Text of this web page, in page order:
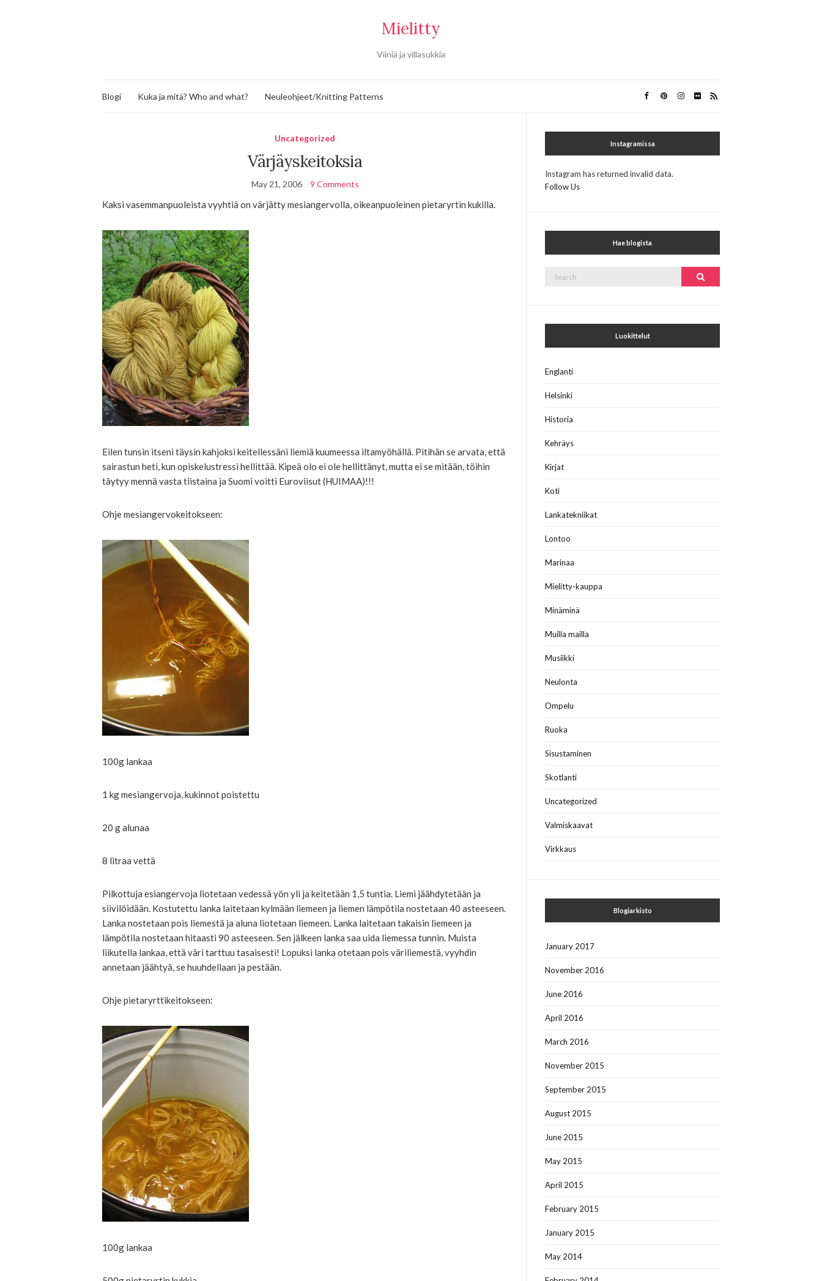
Mielitty
Viiniä ja villasukkia
Blogi Kuka ja mitä? Who and what? Neuleohjeet/Knitting Patterns
Uncategorized
Värjäyskeitoksia
May 21, 2006 9 Comments
Kaksi vasemmanpuoleista vyyhtiä on värjätty mesiangervolla, oikeanpuoleinen pietaryrtin kukilla.
Eilen tunsin itseni täysin kahjoksi keitellessäni liemiä kuumeessa iltamyöhällä. Pitihän se arvata, että
sairastun heti, kun opiskelustressi hellittää. Kipeä olo ei ole hellittänyt, mutta ei se mitään, töihin
täytyy mennä vasta tiistaina ja Suomi voitti Euroviisut (HUIMAA)!!!
Ohje mesiangervokeitokseen:
100g lankaa
1 kg mesiangervoja, kukinnot poistettu
20 g alunaa
8 litraa vettä
Pilkottuja esiangervoja liotetaan vedessä yön yli ja keitetään 1,5 tuntia. Liemi jäähdytetään ja
siivilöidään. Kostutettu lanka laitetaan kylmään liemeen ja liemen lämpötila nostetaan 40 asteeseen.
Lanka nostetaan pois liemestä ja aluna liotetaan liemeen. Lanka laitetaan takaisin liemeen ja
lämpötila nostetaan hitaasti 90 asteeseen. Sen jälkeen lanka saa uida liemessa tunnin. Muista
liikutella lankaa, että väri tarttuu tasaisesti! Lopuksi lanka otetaan pois väriliemestä, vyyhdin
annetaan jäähtyä, se huuhdellaan ja pestään.
Ohje pietaryrttikeitokseen:
100g lankaa
Instagramissa
Instagram has returned invalid data.
Follow Us
Hae blogista
Search
Luokittelut
Englanti
Helsinki
Historia
Kehräys
Kirjat
Koti
Lankatekniikat
Lontoo
Marinaa
Mielitty-kauppa
Minäminä
Muilla mailla
Musiikki
Neulonta
Ompelu
Ruoka
Sisustaminen
Skotlanti
Uncategorized
Valmiskaavat
Virkkaus
Blogiarkisto
January 2017
November 2016
June 2016
April 2016
March 2016
November 2015
September 2015
August 2015
June 2015
May 2015
April 2015
February 2015
January 2015
May 2014